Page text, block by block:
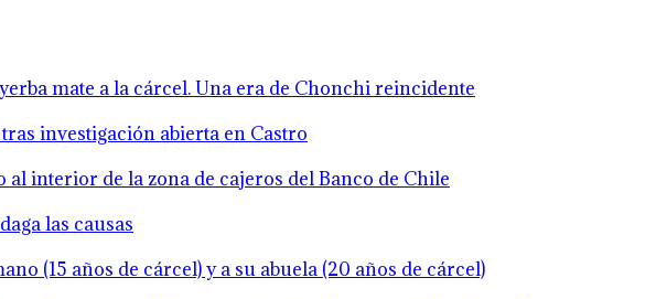
mate a la cárcel. Una era de Chonchi reincidente
investigación abierta en Castro
interior de la zona de cajeros del Banco de Chile
las causas
(15 años de cárcel) y a su abuela (20 años de cárcel)